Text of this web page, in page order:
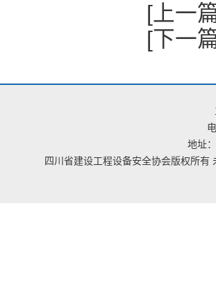
[上一
[下一
地址
四川省建设工程设备安全协会版权所